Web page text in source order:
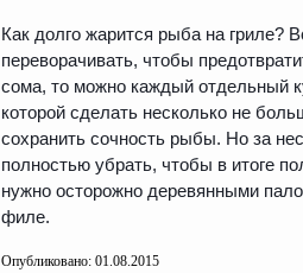
Как долго жарится рыба на гриле?
переворачивать, чтобы
сома, то можно каждый отдельный
которой сделать несколько не
сохранить сочность рыбы. Но за
полностью убрать, чтобы в итоге
нужно осторожно деревянными
филе.
Опубликовано: 01.08.2015